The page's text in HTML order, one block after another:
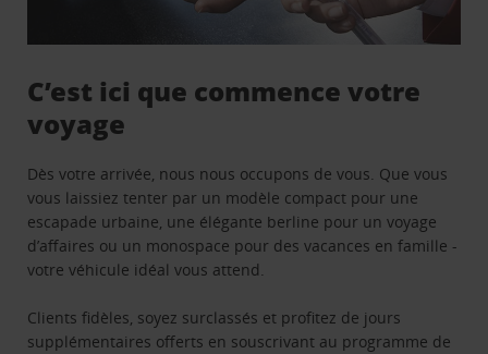
C’est ici que commence votre
voyage
Dès votre arrivée, nous nous occupons de vous. Que vous
vous laissiez tenter par un modèle compact pour une
escapade urbaine, une élégante berline pour un voyage
d’affaires ou un monospace pour des vacances en famille -
votre véhicule idéal vous attend.
Clients fidèles, soyez surclassés et profitez de jours
supplémentaires offerts en souscrivant au programme de